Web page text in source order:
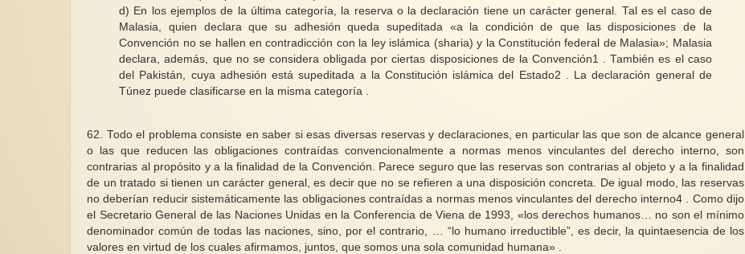
d) En los ejemplos de la última categoría, la reserva o la declaración tiene un carácter general. Tal es el caso de
Malasia, quien declara que su adhesión queda supeditada «a la condición de que las disposiciones de la
Convención no se hallen en contradicción con la ley islámica (sharia) y la Constitución federal de Malasia»; Malasia
declara, además, que no se considera obligada por ciertas disposiciones de la Convención1 . También es el caso
del Pakistán, cuya adhesión está supeditada a la Constitución islámica del Estado2 . La declaración general de
Túnez puede clasificarse en la misma categoría .
62. Todo el problema consiste en saber si esas diversas reservas y declaraciones, en particular las que son de alcance general
o las que reducen las obligaciones contraídas convencionalmente a normas menos vinculantes del derecho interno, son
contrarias al propósito y a la finalidad de la Convención. Parece seguro que las reservas son contrarias al objeto y a la finalidad
de un tratado si tienen un carácter general, es decir que no se refieren a una disposición concreta. De igual modo, las reservas
no deberían reducir sistemáticamente las obligaciones contraídas a normas menos vinculantes del derecho interno4 . Como dijo
el Secretario General de las Naciones Unidas en la Conferencia de Viena de 1993, «los derechos humanos… no son el mínimo
denominador común de todas las naciones, sino, por el contrario, … “lo humano irreductible”, es decir, la quintaesencia de los
valores en virtud de los cuales afirmamos, juntos, que somos una sola comunidad humana» .